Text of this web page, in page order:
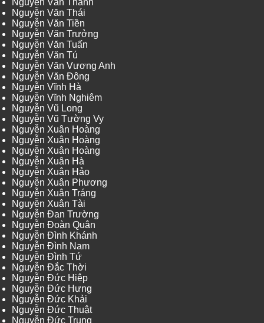
Nguyễn Văn Thanh
Nguyễn Văn Thái
Nguyễn Văn Tiền
Nguyễn Văn Trưởng
Nguyễn Văn Tuấn
Nguyễn Văn Tú
Nguyễn Văn Vương Anh
Nguyễn Văn Đông
Nguyễn Vĩnh Hà
Nguyễn Vĩnh Nghiêm
Nguyễn Vũ Long
Nguyễn Vũ Tường Vy
Nguyễn Xuân Hoàng
Nguyễn Xuân Hoàng
Nguyễn Xuân Hoàng
Nguyễn Xuân Hà
Nguyễn Xuân Hảo
Nguyễn Xuân Phương
Nguyễn Xuân Tráng
Nguyễn Xuân Tài
Nguyễn Đan Trường
Nguyễn Đoàn Quân
Nguyễn Đình Khánh
Nguyễn Đình Nam
Nguyễn Đình Tứ
Nguyễn Đắc Thời
Nguyễn Đức Hiệp
Nguyễn Đức Hưng
Nguyễn Đức Khải
Nguyễn Đức Thuật
Nguyễn Đức Trung